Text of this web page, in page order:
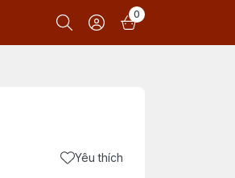
0
Yêu thích